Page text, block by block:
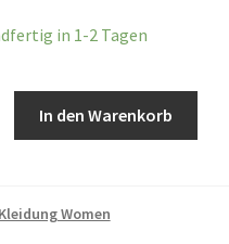
in 1-2 Tagen
In den Warenkorb
Kleidung Women